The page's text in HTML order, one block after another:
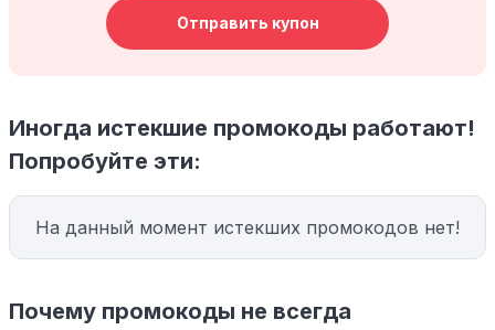
Отправить купон
Иногда истекшие промокоды работают!
Попробуйте эти:
На данный момент истекших промокодов нет!
Почему промокоды не всегда